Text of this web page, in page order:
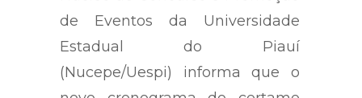
de Eventos da Universidade
Estadual do Piauí
(Nucepe/Uespi) informa que o